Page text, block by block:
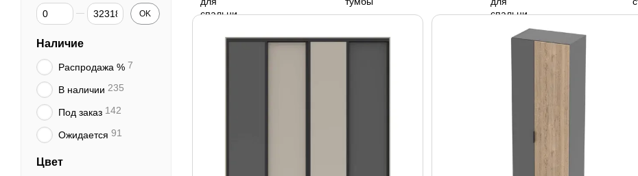
От Цена, грн
До Цена, грн OK
Наличие
Распродажа % 7
В наличии 235
Под заказ 142
Ожидается 91
Цвет